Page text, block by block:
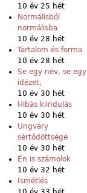
10 év 25 hét
Normálisból
normálisba
10 év 28 hét
Tartalom és forma
10 év 28 hét
Se egy név, se egy
idézet,
10 év 30 hét
Hibás kiindulás
10 év 30 hét
Ungváry
sértődöttsége
10 év 30 hét
Én is számolok
10 év 32 hét
Ismétlés